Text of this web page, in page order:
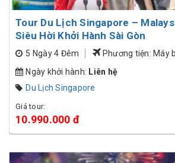
Tour Du Lịch Singapore –
Siêu Hời Khởi Hành Sài Gòn
5 Ngày 4 Đêm
Phương tiện: Máy
Ngày khởi hành: Liên hệ
Du Lịch Singapore
Giá tour:
10.990.000 đ